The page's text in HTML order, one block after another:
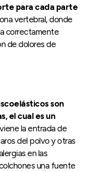
para cada parte
vertebral, donde
correctamente
de dolores de
son
el cual es un
la entrada de
del polvo y otras
en las
una fuente